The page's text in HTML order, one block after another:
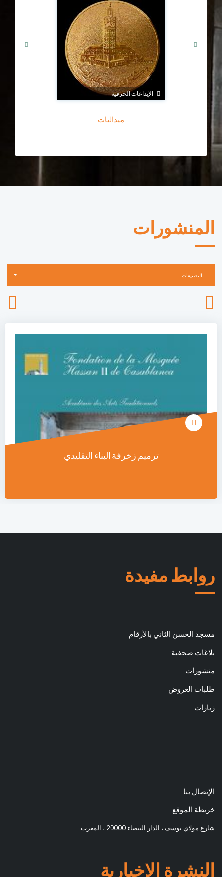
الإبداعات الحرفية
ميداليات
المنشورات
التصنيفات
النشرة الإخبارية
تقرير مجلس مؤسسة مسجد الحسن الثاني
أبحاث / أعمال المؤلفين
ترميم زخرفة البناء التقليدي
روابط مفيدة
مسجد الحسن الثاني بالأرقام
بلاغات صحفية
منشورات
طلبات العروض
زيارات
الإتصال بنا
خريطة الموقع
شارع مولاي يوسف ، الدار البيضاء 20000 ، المغرب
النشرة الإخبارية